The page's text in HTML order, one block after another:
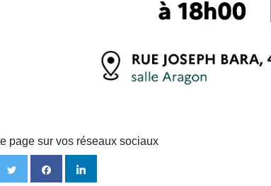
page sur vos réseaux sociaux